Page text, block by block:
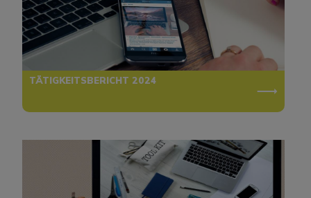
TÄTIGKEITSBERICHT 2024